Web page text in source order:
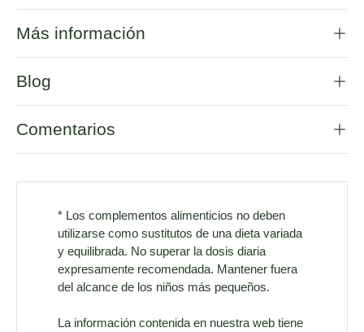
Más información
Blog
Comentarios
* Los complementos alimenticios no deben
utilizarse como sustitutos de una dieta variada
y equilibrada. No superar la dosis diaria
expresamente recomendada. Mantener fuera
del alcance de los niños más pequeños.
La información contenida en nuestra web tiene